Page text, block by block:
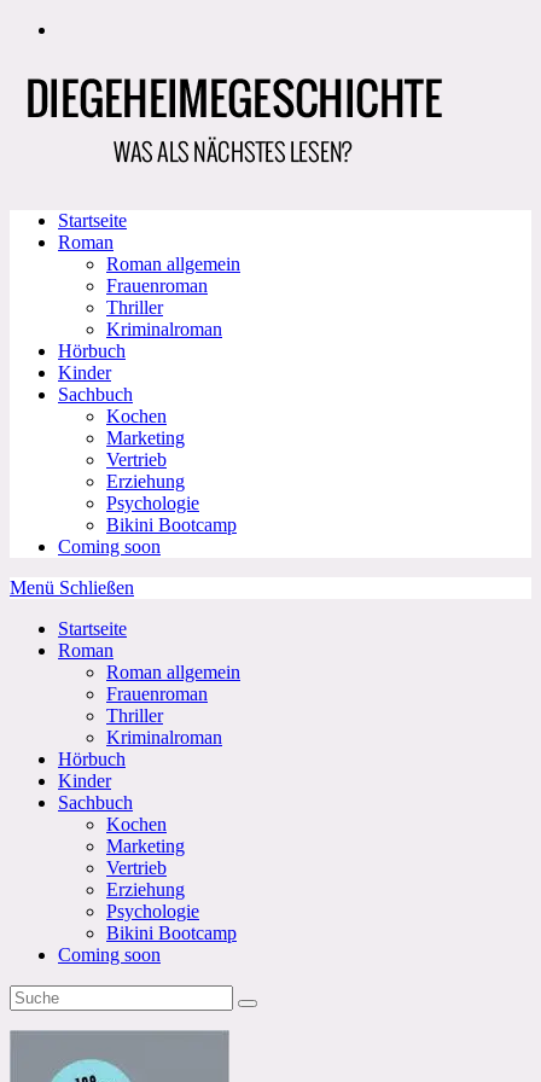
Zum
Startseite
Roman
Roman allgemein
Frauenroman
Thriller
Kriminalroman
Hörbuch
Kinder
Sachbuch
Kochen
Marketing
Vertrieb
Erziehung
Psychologie
Bikini Bootcamp
Coming soon
Menü Schließen
Startseite
Roman
Roman allgemein
Frauenroman
Thriller
Kriminalroman
Hörbuch
Kinder
Sachbuch
Kochen
Marketing
Vertrieb
Erziehung
Psychologie
Bikini Bootcamp
Coming soon